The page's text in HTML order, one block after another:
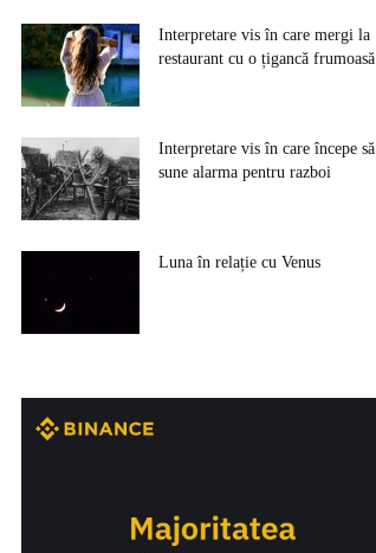
Interpretare vis în care mergi la
restaurant cu o țigancă frumoasă
Interpretare vis în care începe să
sune alarma pentru razboi
Luna în relație cu Venus